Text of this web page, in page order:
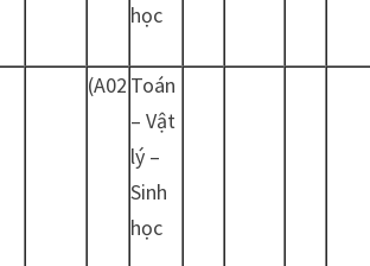
học
(A02 Toán
– Vật
lý –
Sinh
học